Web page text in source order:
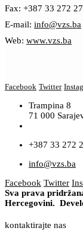
Fax: +387 33 272
E-mail: info@vzs.ba
Web: www.vzs.ba
Facebook Twitter
Trampina 8
71 000
+387 33 272
info@vzs.ba
Facebook Twitter
Sva prava
Hercegovini.
kontaktirajte nas